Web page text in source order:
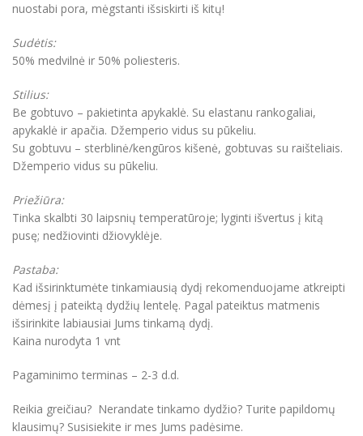
nuostabi pora, mėgstanti išsiskirti iš kitų!
Sudėtis:
50% medvilnė ir 50% poliesteris.
Stilius:
Be gobtuvo – pakietinta apykaklė. Su elastanu rankogaliai,
apykaklė ir apačia. Džemperio vidus su pūkeliu.
Su gobtuvu – sterblinė/kengūros kišenė, gobtuvas su raišteliais.
Džemperio vidus su pūkeliu.
Priežiūra:
Tinka skalbti 30 laipsnių temperatūroje; lyginti išvertus į kitą
pusę; nedžiovinti džiovyklėje.
Pastaba:
Kad išsirinktumėte tinkamiausią dydį rekomenduojame atkreipti
dėmesį į pateiktą dydžių lentelę. Pagal pateiktus matmenis
išsirinkite labiausiai Jums tinkamą dydį.
Kaina nurodyta 1 vnt
Pagaminimo terminas – 2-3 d.d.
Reikia greičiau? Nerandate tinkamo dydžio? Turite papildomų
klausimų? Susisiekite ir mes Jums padėsime.